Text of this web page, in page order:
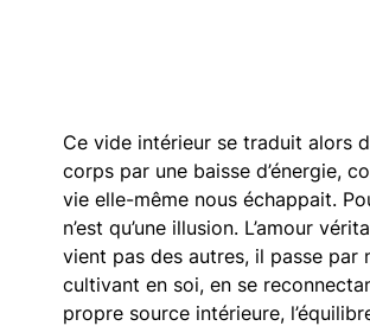
Ce vide intérieur se traduit alors
corps par une baisse d’énergie,
vie elle-même nous échappait.
n’est qu’une illusion. L’amour
vient pas des autres, il passe par
cultivant en soi, en se
propre source intérieure,